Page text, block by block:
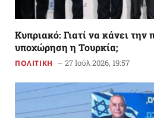
Κυπριακό: Γιατί να κάνει την
υποχώρηση η Τουρκία;
ΠΟΛΙΤΙΚΗ 27 Ιούλ 2026, 19:57